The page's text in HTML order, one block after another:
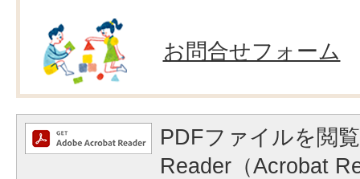
お問合せフォーム
PDFファイルを閲
Reader（Acrobat